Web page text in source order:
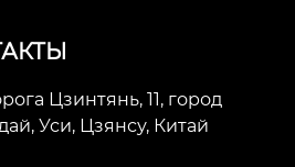
Цзинтянь, 11, город
Уси, Цзянсу, Китай